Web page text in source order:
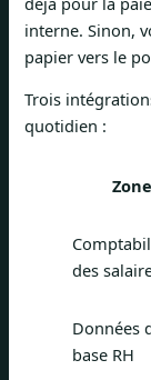
interne. Sinon,
papier vers le
Trois
quotidien :
Zone
des
Données
base RH